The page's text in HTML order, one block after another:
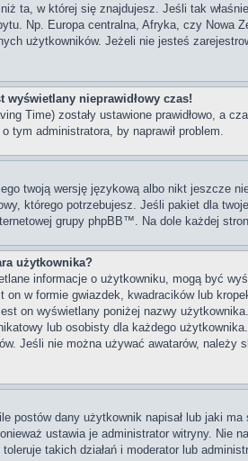
ta, w której się znajdujesz. Jeśli tak
Np. Europa centralna, Afryka, czy Nowa
użytkowników. Jeżeli nie jesteś
wyświetlany nieprawidłowy czas!
Time) zostały ustawione prawidłowo, a
tym administratora, by naprawił problem.
twoją wersję językową albo nikt jeszcze
którego potrzebujesz. Jeśli pakiet dla
grupy phpBB™. Na dole każdej
użytkownika?
informacje o użytkowniku, mogą być
w formie gwiazdek, kwadracików lub
on wyświetlany poniżej nazwy
lub osobisty dla każdego
Jeśli nie można używać awatarów,
postów dany użytkownik napisał lub jaki
ustawia je administrator witryny. Nie
takich działań i moderator lub